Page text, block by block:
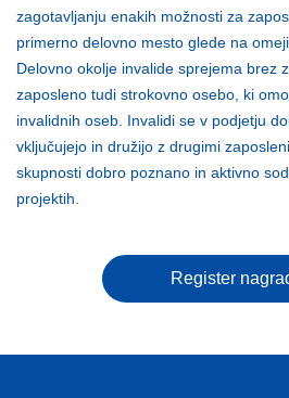
zagotavljanju enakih možnosti za
primerno delovno mesto glede na
Delovno okolje invalide sprejema brez
zaposleno tudi strokovno osebo, ki
invalidnih oseb. Invalidi se v podjetju
vključujejo in družijo z drugimi
skupnosti dobro poznano in aktivno
projektih.
Register